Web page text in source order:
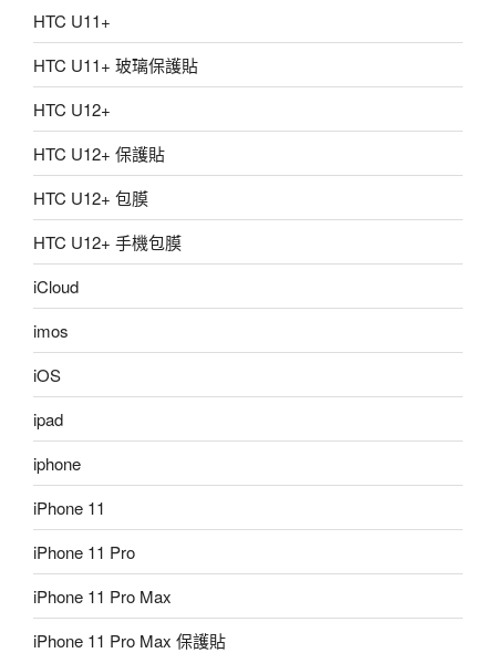
HTC U11+
HTC U11+ 玻璃保護貼
HTC U12+
HTC U12+ 保護貼
HTC U12+ 包膜
HTC U12+ 手機包膜
iCloud
imos
iOS
ipad
iphone
iPhone 11
iPhone 11 Pro
iPhone 11 Pro Max
iPhone 11 Pro Max 保護貼